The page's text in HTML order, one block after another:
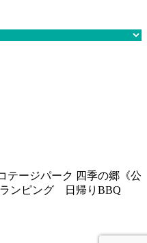
テージパーク 四季の郷《公
ンピング 日帰りBBQ